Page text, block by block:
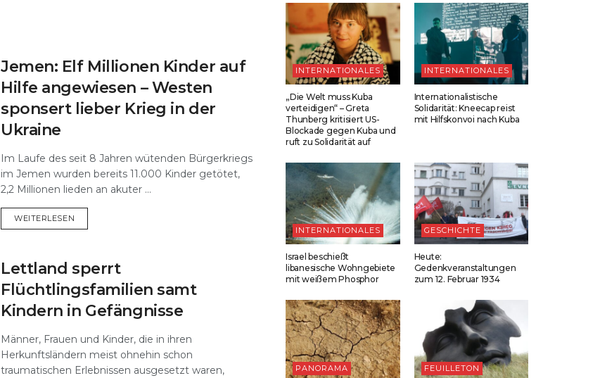
Jemen: Elf Millionen Kinder auf
Hilfe angewiesen – Westen
sponsert lieber Krieg in der
Ukraine
Im Laufe des seit 8 Jahren wütenden Bürgerkriegs
im Jemen wurden bereits 11.000 Kinder getötet,
2,2 Millionen lieden an akuter ...
WEITERLESEN
Lettland sperrt
Flüchtlingsfamilien samt
Kindern in Gefängnisse
Männer, Frauen und Kinder, die in ihren
Herkunftsländern meist ohnehin schon
traumatischen Erlebnissen ausgesetzt waren,
INTERNATIONALES
„Die Welt muss Kuba
verteidigen“ – Greta
Thunberg kritisiert US-
Blockade gegen Kuba und
ruft zu Solidarität auf
INTERNATIONALES
Internationalistische
Solidarität: Kneecap reist
mit Hilfskonvoi nach Kuba
INTERNATIONALES
Israel beschießt
libanesische Wohngebiete
mit weißem Phosphor
GESCHICHTE
Heute:
Gedenkveranstaltungen
zum 12. Februar 1934
PANORAMA FEUILLETON